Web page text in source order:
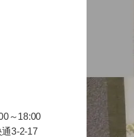
～18:00
3-2-17